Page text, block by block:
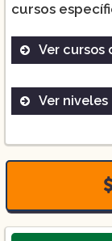
cursos
Ver cursos
Curso
Curso
Ver niveles
Nivel
Nivel 1